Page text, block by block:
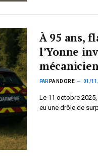
À 95 ans,
l’Yonne
PAR PANDORE 01/
Le 11 octobre
eu une drôle de